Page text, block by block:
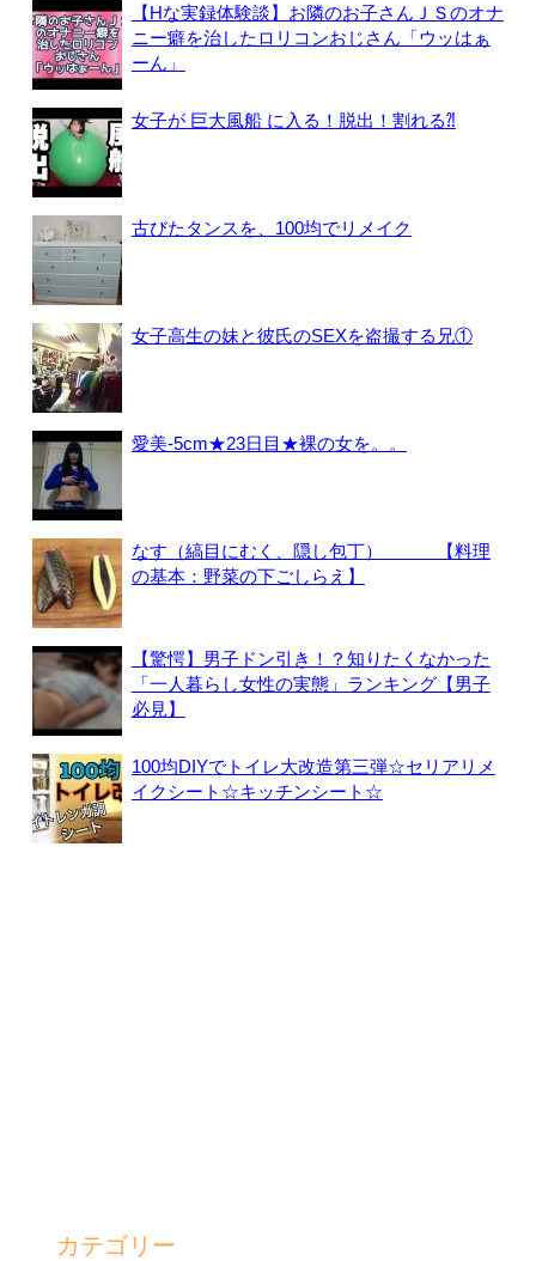
【Hな実録体験談】お隣のお子さんＪＳのオナ
ニー癖を治したロリコンおじさん「ウッはぁ
ーん」
女子が 巨大風船 に入る！脱出！割れる⁈
古びたタンスを、100均でリメイク
女子高生の妹と彼氏のSEXを盗撮する兄①
愛美-5cm★23日目★裸の女を。。
なす（縞目にむく、隠し包丁） 【料理
の基本：野菜の下ごしらえ】
【驚愕】男子ドン引き！？知りたくなかった
「一人暮らし女性の実態」ランキング【男子
必見】
100均DIYでトイレ大改造第三弾☆セリアリメ
イクシート☆キッチンシート☆
カテゴリー